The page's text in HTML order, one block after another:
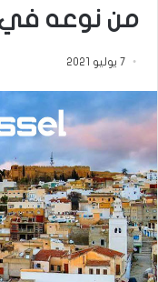
من نوعه في
7 يوليو 2021